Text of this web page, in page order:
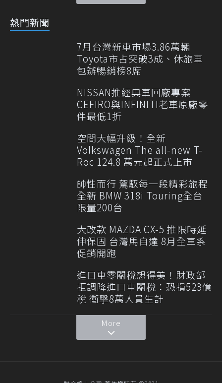
熱門新聞
7月台灣新車市場3.86萬輛
Toyota市占突破3成、休旅車
包辦暢銷榜8席
NISSAN推經典車回廠專案
CEFIRO與INFINITI老車原廠零
件最低1折
空間大幅升級！全新
Volkswagen The all-new T-
Roc 124.8 萬元起正式上市
帥性而行 駕馭每一段精彩旅程
全新 BMW 318i Touring全台
限量200台
大改款 MAZDA CX-5 推限時延
伸保固 台灣馬自達 8月全車系
促銷開跑
進口車零關稅想得美！財政部
拒調降進口車關稅：恐損523億
稅 衝擊8萬人員生計
More